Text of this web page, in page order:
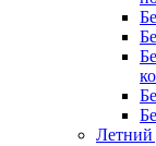
Летний